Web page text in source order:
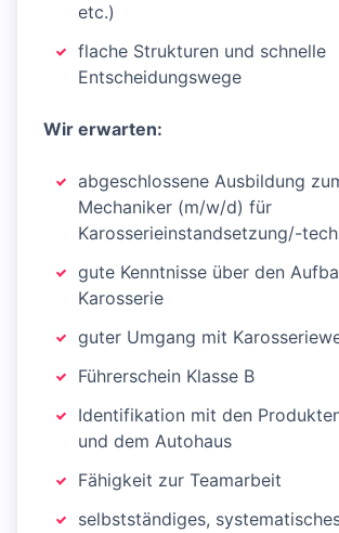
etc.)
flache Strukturen und schnelle
Entscheidungswege
Wir erwarten:
abgeschlossene Ausbildung
Mechaniker (m/w/d) für
Karosserieinstandsetzung/-
gute Kenntnisse über den
Karosserie
guter Umgang mit
Führerschein Klasse B
Identifikation mit den
und dem Autohaus
Fähigkeit zur Teamarbeit
selbstständiges,